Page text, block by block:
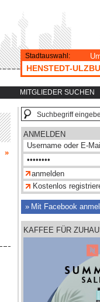
MITGLIEDER SUCHEN
Stadtauswahl:
HENSTEDT-
»
ANMELDEN
Kostenlos
Mit Facebook
KAFFEE FÜR